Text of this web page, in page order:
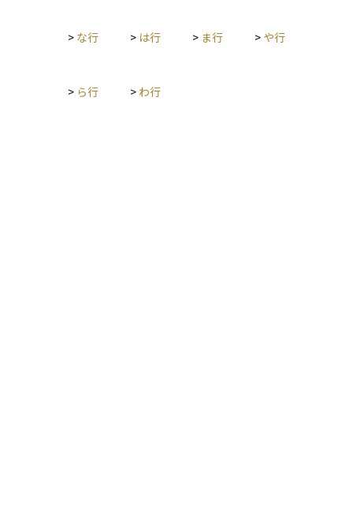
> な行 > は行 > ま行 > や行
> ら行 > わ行